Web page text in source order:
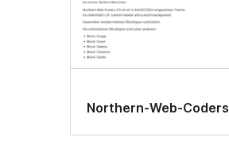
Northern-Web-Coders